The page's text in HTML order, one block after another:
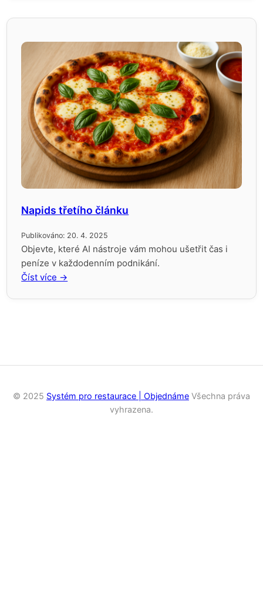
Napids třetího článku
Publikováno: 20. 4. 2025
Objevte, které AI nástroje vám mohou ušetřit čas i
peníze v každodenním podnikání.
Číst více →
© 2025 Systém pro restaurace | Objednáme Všechna práva
vyhrazena.